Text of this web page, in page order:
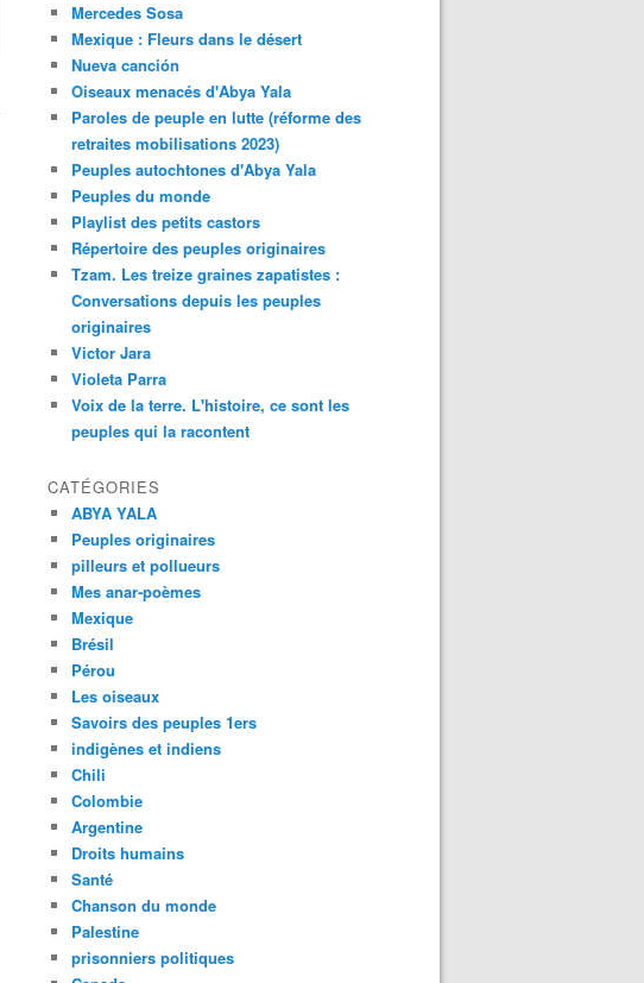
Mercedes Sosa
Mexique : Fleurs dans le désert
Nueva canción
Oiseaux menacés d'Abya Yala
Paroles de peuple en lutte (réforme des
retraites mobilisations 2023)
Peuples autochtones d'Abya Yala
Peuples du monde
Playlist des petits castors
Répertoire des peuples originaires
Tzam. Les treize graines zapatistes :
Conversations depuis les peuples
originaires
Victor Jara
Violeta Parra
Voix de la terre. L'histoire, ce sont les
peuples qui la racontent
CATÉGORIES
ABYA YALA
Peuples originaires
pilleurs et pollueurs
Mes anar-poèmes
Mexique
Brésil
Pérou
Les oiseaux
Savoirs des peuples 1ers
indigènes et indiens
Chili
Colombie
Argentine
Droits humains
Santé
Chanson du monde
Palestine
prisonniers politiques